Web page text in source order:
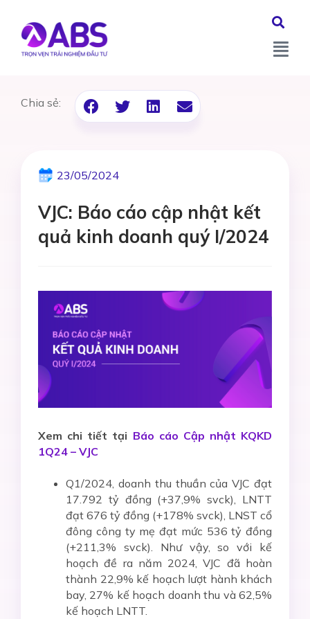
Chia sẻ:
23/05/2024
VJC: Báo cáo cập nhật kết
quả kinh doanh quý I/2024
Xem chi tiết tại Báo cáo Cập nhật KQKD
1Q24 – VJC
Q1/2024, doanh thu thuần của VJC đạt
17.792 tỷ đồng (+37,9% svck), LNTT
đạt 676 tỷ đồng (+178% svck), LNST cổ
đông công ty mẹ đạt mức 536 tỷ đồng
(+211,3% svck). Như vậy, so với kế
hoạch đề ra năm 2024, VJC đã hoàn
thành 22,9% kế hoạch lượt hành khách
bay, 27% kế hoạch doanh thu và 62,5%
kế hoạch LNTT.